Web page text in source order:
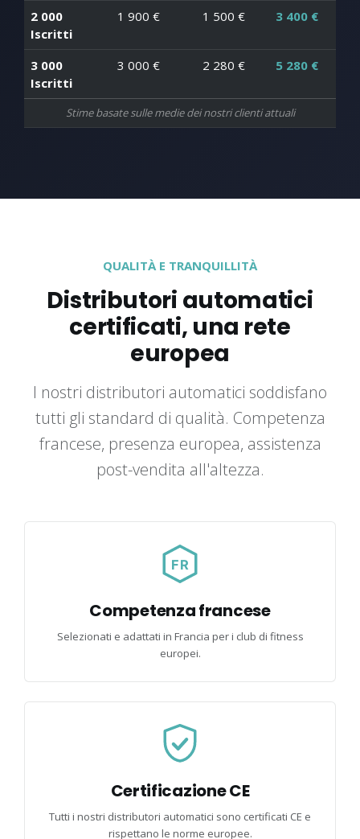
2 000
Iscritti
1 900 € 1 500 € 3 400 €
3 000
Iscritti
3 000 € 2 280 € 5 280 €
Stime basate sulle medie dei nostri clienti attuali
QUALITÀ E TRANQUILLITÀ
Distributori automatici
certificati, una rete
europea
I nostri distributori automatici soddisfano
tutti gli standard di qualità. Competenza
francese, presenza europea, assistenza
post-vendita all'altezza.
FR
Competenza francese
Selezionati e adattati in Francia per i club di fitness
europei.
Certificazione CE
Tutti i nostri distributori automatici sono certificati CE e
rispettano le norme europee.